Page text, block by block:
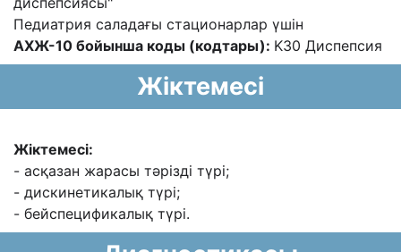
Педиатрия саладағы стационарлар үшін
АХЖ-10 бойынша коды (кодтары): K30 Диспепсия
Жіктемесі
Жіктемесі:
- асқазан жарасы тəрізді түрі;
- дискинетикалық түрі;
- бейспецификалық түрі.